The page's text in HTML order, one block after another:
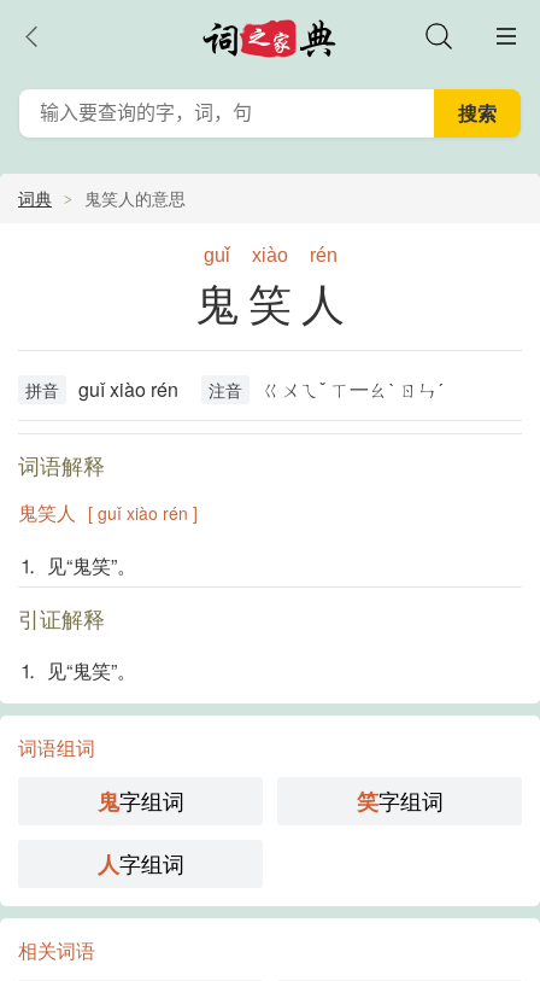
词典 鬼笑人的意思
guǐ xiào rén
鬼笑人
拼音 guǐ xiào rén 注音 ㄍㄨㄟˇ ㄒ一ㄠˋ ㄖㄣˊ
词语解释
鬼笑人 [ guǐ xiào rén ]
⒈ 见“鬼笑”。
引证解释
⒈ 见“鬼笑”。
词语组词
鬼字组词 笑字组词
人字组词
相关词语